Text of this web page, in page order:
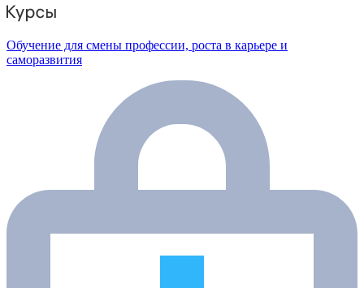
Обучение для смены профессии, роста в карьере и
саморазвития